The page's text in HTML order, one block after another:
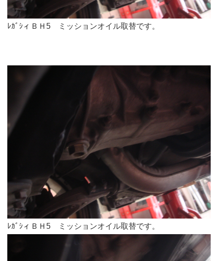
ﾚｶﾞｼィＢＨ5 ミッションオイル取替です。
ﾚｶﾞｼィＢＨ5 ミッションオイル取替です。